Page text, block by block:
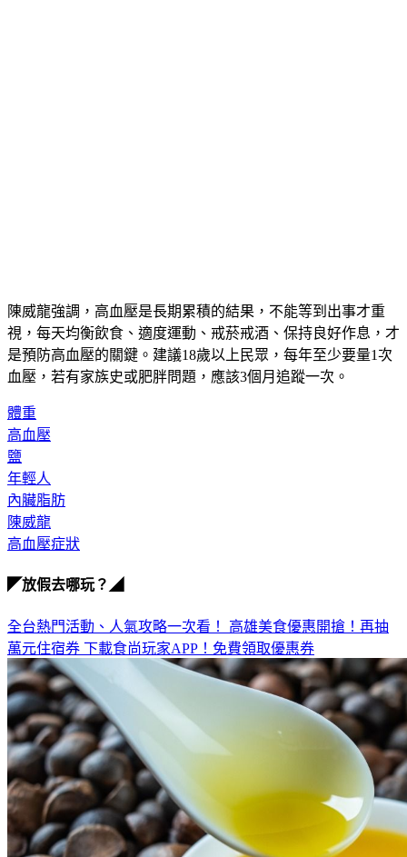
陳威龍強調，高血壓是長期累積的結果，不能等到出事才重
視，每天均衡飲食、適度運動、戒菸戒酒、保持良好作息，才
是預防高血壓的關鍵。建議18歲以上民眾，每年至少要量1次
血壓，若有家族史或肥胖問題，應該3個月追蹤一次。
體重
高血壓
鹽
年輕人
內臟脂肪
陳威龍
高血壓症狀
◤放假去哪玩？◢
全台熱門活動、人氣攻略一次看！ 高雄美食優惠開搶！再抽
萬元住宿券 下載食尚玩家APP！免費領取優惠券